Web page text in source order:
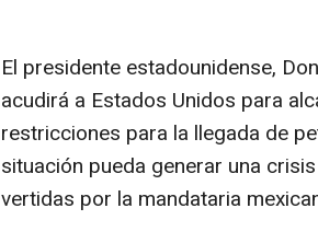
El presidente estadounidense,
acudirá a Estados Unidos para
restricciones para la llegada de
situación pueda generar una
vertidas por la mandataria